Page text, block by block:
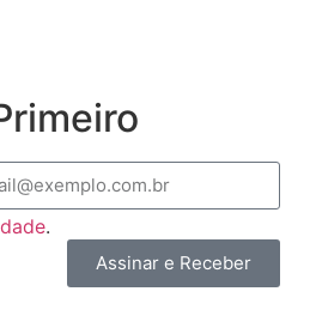
.
Assinar e Receber